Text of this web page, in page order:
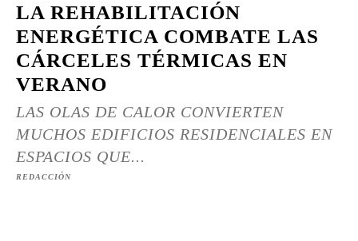
LA REHABILITACIÓN
ENERGÉTICA COMBATE LAS
CÁRCELES TÉRMICAS EN
VERANO
LAS OLAS DE CALOR CONVIERTEN
MUCHOS EDIFICIOS RESIDENCIALES EN
ESPACIOS QUE...
REDACCIÓN